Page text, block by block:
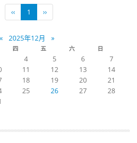
‹‹ 1 ››
« 2025年12月 »
四 五 六 日
4 5 6
7
11 12 13
14
18 19 20
21
25 26 27
28